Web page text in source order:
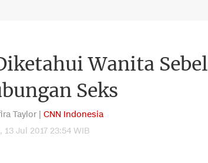
Wanita
Seks
Taylor | CNN Indonesia
13 Jul 2017 23:54 WIB